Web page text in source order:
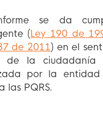
se da
(Ley 190 de
de 2011) en el
de la
por la
las PQRS.